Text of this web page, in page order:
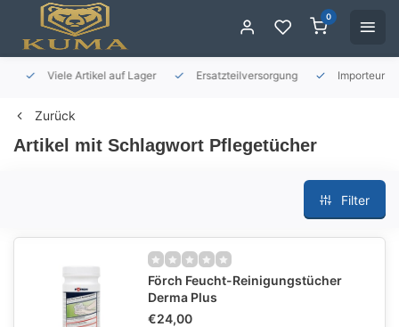
0
Viele Artikel auf Lager Ersatzteilversorgung Importeur für
Zurück
Artikel mit Schlagwort Pflegetücher
Filter
Förch Feucht-Reinigungstücher
Derma Plus
€24,00